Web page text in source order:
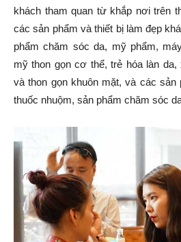
khách tham quan từ khắp nơi trên
các sản phẩm và thiết bị làm đẹp
phẩm chăm sóc da, mỹ phẩm,
mỹ thon gọn cơ thể, trẻ hóa làn
và thon gọn khuôn mặt, và các
thuốc nhuộm, sản phẩm chăm sóc